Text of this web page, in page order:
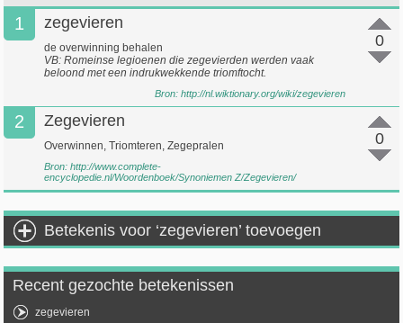
1
0
zegevieren
de overwinning behalen
VB: Romeinse legioenen die zegevierden werden vaak
beloond met een indrukwekkende triomftocht.
Bron: http://nl.wiktionary.org/wiki/zegevieren
2
0
Zegevieren
Overwinnen, Triomteren, Zegepralen
Bron:http://www.complete-
encyclopedie.nl/Woordenboek/Synoniemen Z/Zegevieren/
Betekenis voor ‘zegevieren’ toevoegen
Recent gezochte betekenissen
zegevieren